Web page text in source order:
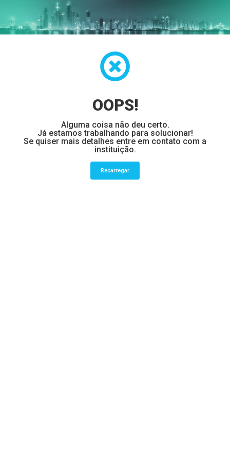
OOPS!
Alguma coisa não deu certo.
Já estamos trabalhando para solucionar!
Se quiser mais detalhes entre em contato com a
instituição.
Recarregar